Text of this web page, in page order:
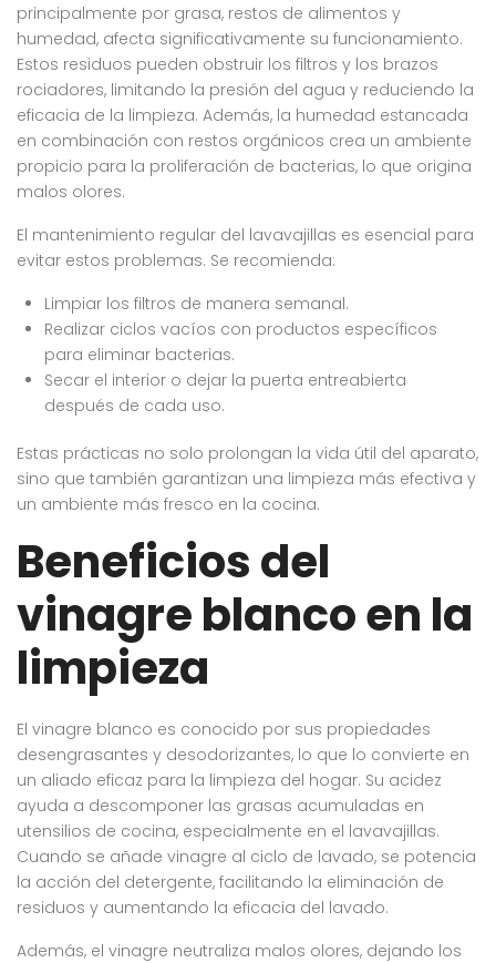
principalmente por grasa, restos de alimentos y
humedad, afecta significativamente su funcionamiento.
Estos residuos pueden obstruir los filtros y los brazos
rociadores, limitando la presión del agua y reduciendo la
eficacia de la limpieza. Además, la humedad estancada
en combinación con restos orgánicos crea un ambiente
propicio para la proliferación de bacterias, lo que origina
malos olores.
El mantenimiento regular del lavavajillas es esencial para
evitar estos problemas. Se recomienda:
Limpiar los filtros de manera semanal.
Realizar ciclos vacíos con productos específicos
para eliminar bacterias.
Secar el interior o dejar la puerta entreabierta
después de cada uso.
Estas prácticas no solo prolongan la vida útil del aparato,
sino que también garantizan una limpieza más efectiva y
un ambiente más fresco en la cocina.
Beneficios del
vinagre blanco en la
limpieza
El vinagre blanco es conocido por sus propiedades
desengrasantes y desodorizantes, lo que lo convierte en
un aliado eficaz para la limpieza del hogar. Su acidez
ayuda a descomponer las grasas acumuladas en
utensilios de cocina, especialmente en el lavavajillas.
Cuando se añade vinagre al ciclo de lavado, se potencia
la acción del detergente, facilitando la eliminación de
residuos y aumentando la eficacia del lavado.
Además, el vinagre neutraliza malos olores, dejando los